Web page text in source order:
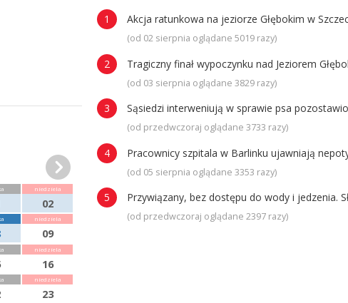
niedziela
02
niedziela
09
niedziela
16
niedziela
23
Akcja ratunkowa na jeziorze Głębokim w
(od 02 sierpnia oglądane 5019 razy)
Tragiczny finał wypoczynku nad Jeziorem
(od 03 sierpnia oglądane 3829 razy)
Sąsiedzi interweniują w sprawie psa
(od przedwczoraj oglądane 3733 razy)
Pracownicy szpitala w Barlinku ujawniają
(od 05 sierpnia oglądane 3353 razy)
Przywiązany, bez dostępu do wody i jedzenia.
(od przedwczoraj oglądane 2397 razy)